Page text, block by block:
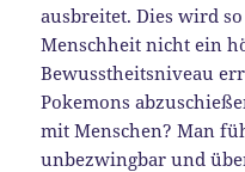
ausbreitet. Dies wird
Menschheit nicht ein
Bewusstheitsniveau
Pokemons
mit Menschen? Man
unbezwingbar und